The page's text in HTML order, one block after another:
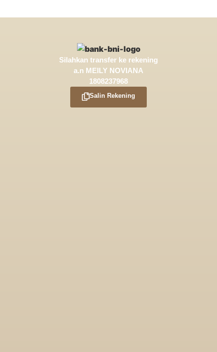
Silahkan transfer ke rekening
a.n MEILY NOVIANA
1808237968
Salin Rekening